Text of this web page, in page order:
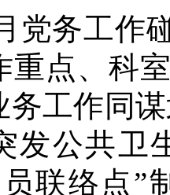
党务工作
重点、科
务工作同
发公共卫
联络点”